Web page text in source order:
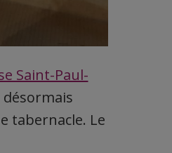
Saint-Paul-
désormais
tabernacle. Le